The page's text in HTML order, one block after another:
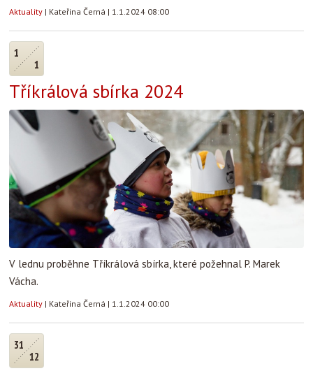
Aktuality | Kateřina Černá | 1.1.2024 08:00
1
1
Tříkrálová sbírka 2024
V lednu proběhne Tříkrálová sbírka, které požehnal P. Marek
Vácha.
Aktuality | Kateřina Černá | 1.1.2024 00:00
31
12